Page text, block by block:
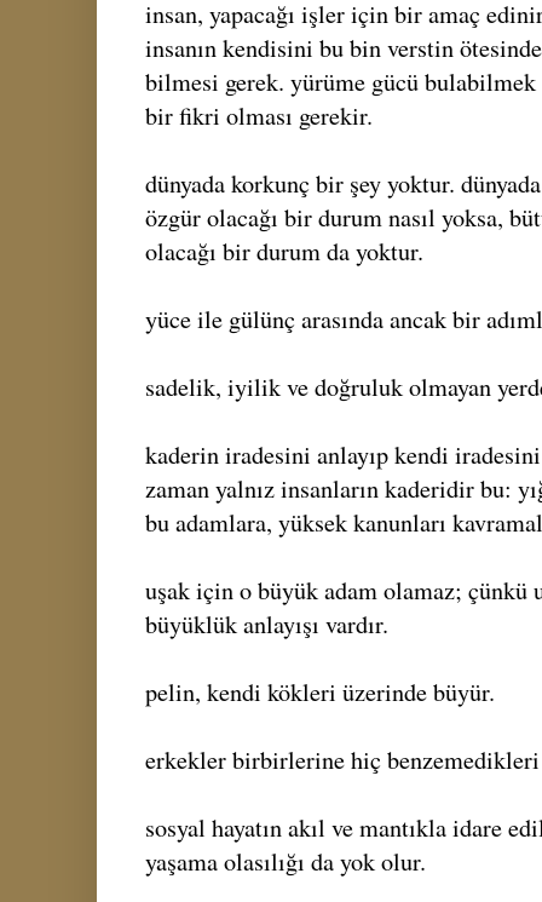
insan, yapacağı işler için bir amaç
insanın kendisini bu bin verstin
bilmesi gerek. yürüme gücü bulabilmek
bir fikri olması gerekir.
dünyada korkunç bir şey yoktur.
özgür olacağı bir durum nasıl yoksa,
olacağı bir durum da yoktur.
yüce ile gülünç arasında ancak bir
sadelik, iyilik ve doğruluk olmayan
kaderin iradesini anlayıp kendi
zaman yalnız insanların kaderidir bu:
bu adamlara, yüksek kanunları
uşak için o büyük adam olamaz; çünkü
büyüklük anlayışı vardır.
pelin, kendi kökleri üzerinde büyür.
erkekler birbirlerine hiç
sosyal hayatın akıl ve mantıkla idare
yaşama olasılığı da yok olur.